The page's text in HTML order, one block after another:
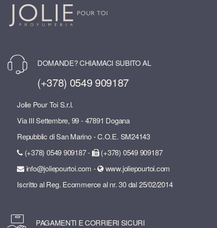
DOMANDE? CHIAMACI SUBITO AL
(+378) 0549 909187
Jolie Pour Toi S.r.l.
Via III Settembre, 99 - 47891 Dogana
Repubblic di San Marino - C.O.E. SM24143
(+378) 0549 909187 -
(+378) 0549 909187
info@joliepourtoi.com -
www.joliepourtoi.com
Iscritto al Reg. Ecommerce al nr. 30 dal 25/02/2014
PAGAMENTI E CORRIERI SICURI